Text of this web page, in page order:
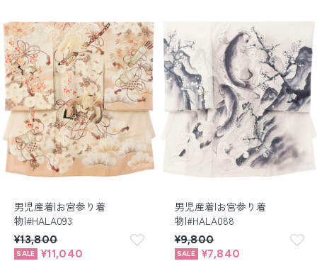
男児産着|お宮参り着
物|#HALA093
¥13,800
¥11,040
男児産着|お宮参り着
物|#HALA088
¥9,800
¥7,840